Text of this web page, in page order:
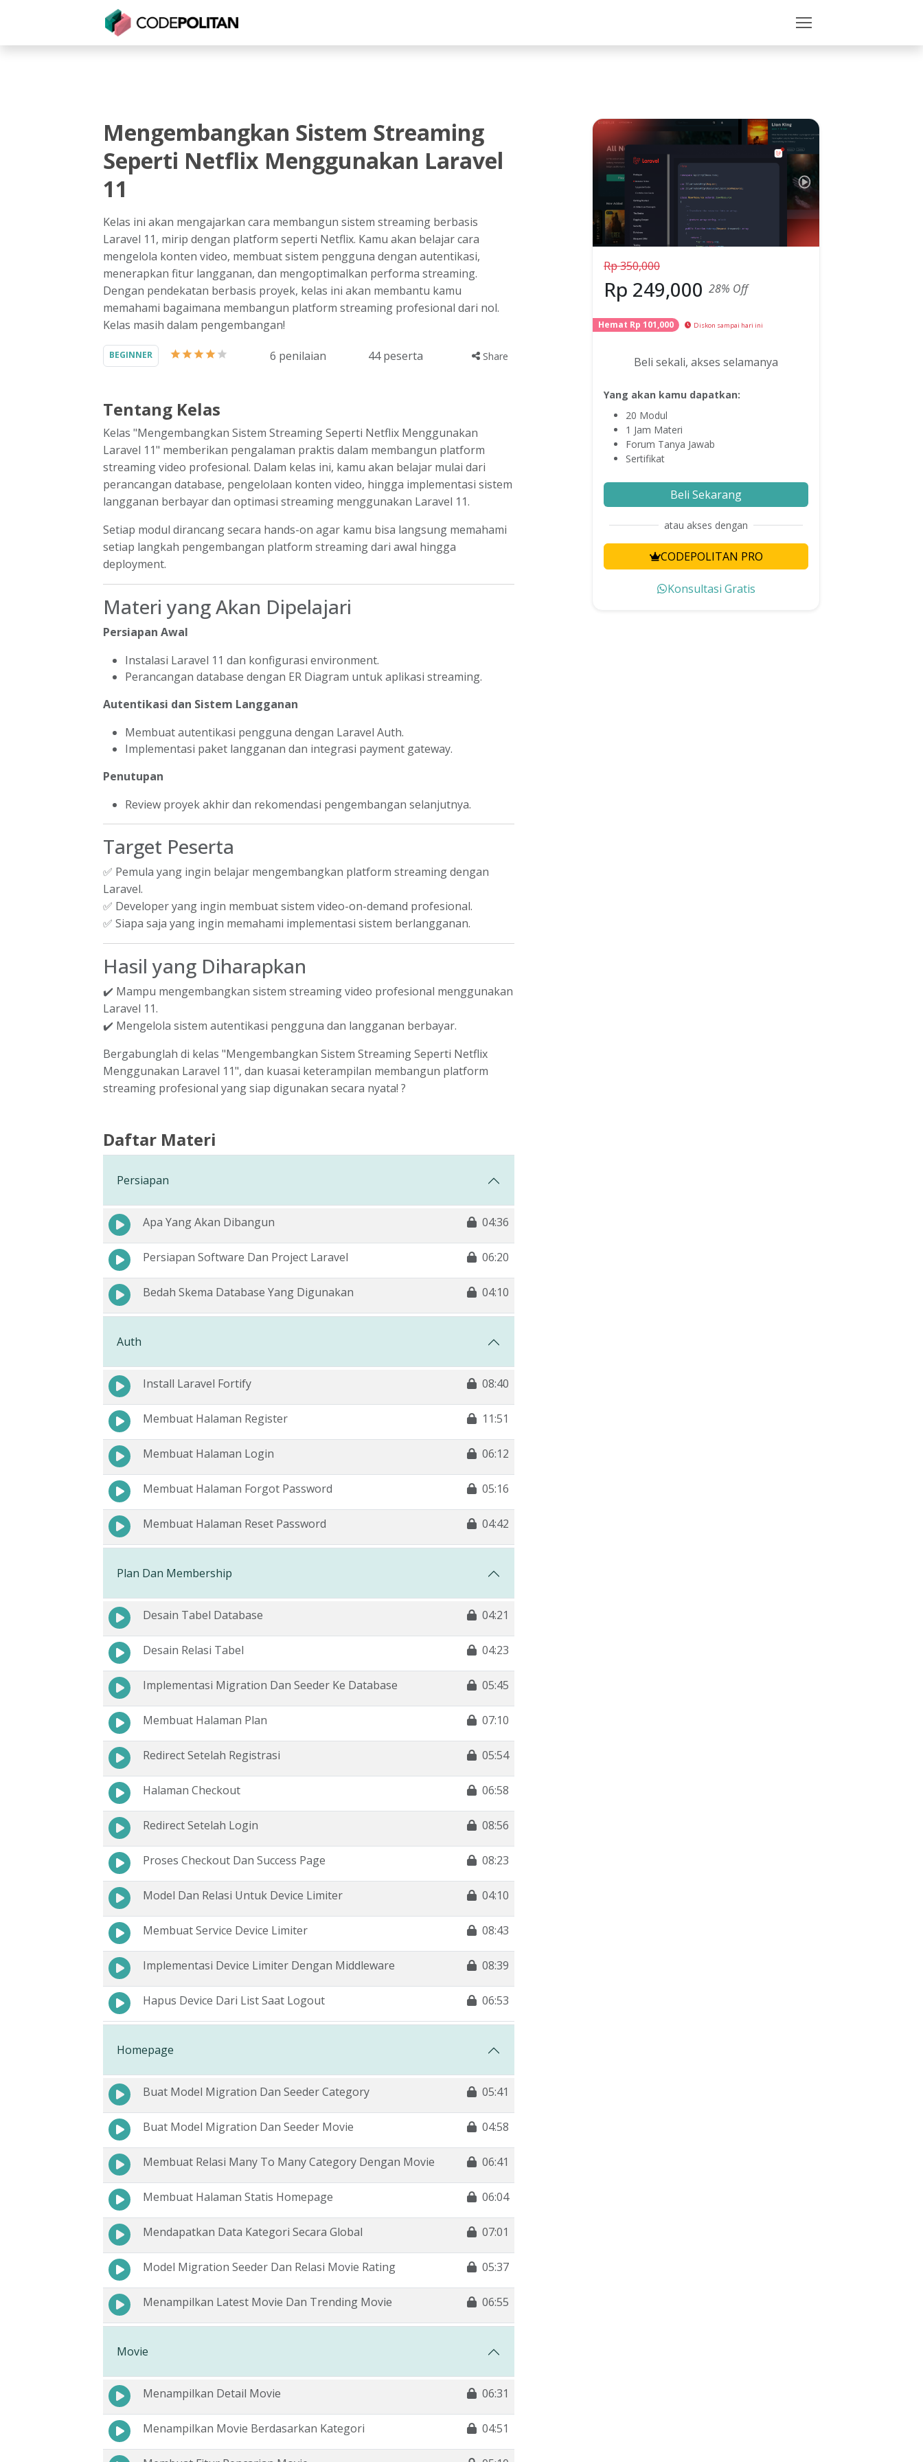
Untuk IndividuUntuk Bisnis
Mengembangkan Sistem Streaming
Seperti Netflix Menggunakan Laravel
11
Kelas ini akan mengajarkan cara membangun sistem streaming berbasis
Laravel 11, mirip dengan platform seperti Netflix. Kamu akan belajar cara
mengelola konten video, membuat sistem pengguna dengan autentikasi,
menerapkan fitur langganan, dan mengoptimalkan performa streaming.
Dengan pendekatan berbasis proyek, kelas ini akan membantu kamu
memahami bagaimana membangun platform streaming profesional dari nol.
Kelas masih dalam pengembangan!
BEGINNER 6 penilaian 44peserta Share
Tentang Kelas
Kelas "Mengembangkan Sistem Streaming Seperti Netflix Menggunakan
Laravel 11" memberikan pengalaman praktis dalam membangun platform
streaming video profesional. Dalam kelas ini, kamu akan belajar mulai dari
perancangan database, pengelolaan konten video, hingga implementasi sistem
langganan berbayar dan optimasi streaming menggunakan Laravel 11.
Setiap modul dirancang secara hands-on agar kamu bisa langsung memahami
setiap langkah pengembangan platform streaming dari awal hingga
deployment.
Materi yang Akan Dipelajari
Persiapan Awal
Instalasi Laravel 11 dan konfigurasi environment.
Perancangan database dengan ER Diagram untuk aplikasi streaming.
Autentikasi dan Sistem Langganan
Membuat autentikasi pengguna dengan Laravel Auth.
Implementasi paket langganan dan integrasi payment gateway.
Penutupan
Review proyek akhir dan rekomendasi pengembangan selanjutnya.
Target Peserta
✅ Pemula yang ingin belajar mengembangkan platform streaming dengan
Laravel.
✅ Developer yang ingin membuat sistem video-on-demand profesional.
✅ Siapa saja yang ingin memahami implementasi sistem berlangganan.
Hasil yang Diharapkan
✔️ Mampu mengembangkan sistem streaming video profesional menggunakan
Laravel 11.
✔️ Mengelola sistem autentikasi pengguna dan langganan berbayar.
Bergabunglah di kelas "Mengembangkan Sistem Streaming Seperti Netflix
Menggunakan Laravel 11", dan kuasai keterampilan membangun platform
streaming profesional yang siap digunakan secara nyata! ?
Daftar Materi
Persiapan
Apa Yang Akan Dibangun 04:36
Persiapan Software Dan Project Laravel 06:20
Bedah Skema Database Yang Digunakan 04:10
Auth
Install Laravel Fortify 08:40
Membuat Halaman Register 11:51
Membuat Halaman Login 06:12
Membuat Halaman Forgot Password 05:16
Membuat Halaman Reset Password 04:42
Plan Dan Membership
Desain Tabel Database 04:21
Desain Relasi Tabel 04:23
Implementasi Migration Dan Seeder Ke Database 05:45
Membuat Halaman Plan 07:10
Redirect Setelah Registrasi 05:54
Halaman Checkout 06:58
Redirect Setelah Login 08:56
Proses Checkout Dan Success Page 08:23
Model Dan Relasi Untuk Device Limiter 04:10
Membuat Service Device Limiter 08:43
Implementasi Device Limiter Dengan Middleware 08:39
Hapus Device Dari List Saat Logout 06:53
Homepage
Buat Model Migration Dan Seeder Category 05:41
Buat Model Migration Dan Seeder Movie 04:58
Membuat Relasi Many To Many Category Dengan Movie 06:41
Membuat Halaman Statis Homepage 06:04
Mendapatkan Data Kategori Secara Global 07:01
Model Migration Seeder Dan Relasi Movie Rating 05:37
Menampilkan Latest Movie Dan Trending Movie 06:55
Movie
Menampilkan Detail Movie 06:31
Menampilkan Movie Berdasarkan Kategori 04:51
Rp350,000
Rp 249,000 28% Off
Hemat Rp 101,000 Diskon sampai hari ini
Beli sekali, akses selamanya
Yang akan kamu dapatkan:
20 Modul
1 Jam Materi
Forum Tanya Jawab
Sertifikat
Beli Sekarang
atau akses dengan
CODEPOLITAN PRO
Konsultasi Gratis